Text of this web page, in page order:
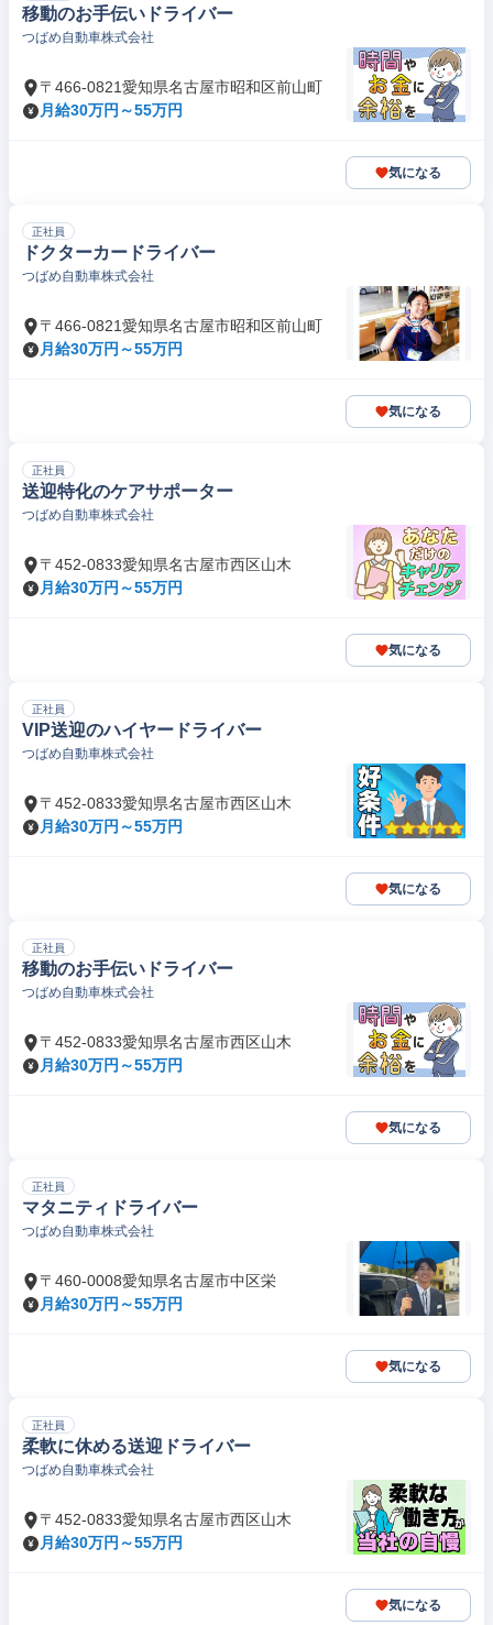
移動のお手伝いドライバー
つばめ自動車株式会社
〒466-0821愛知県名古屋市昭和区前山町
月給30万円～55万円
気になる
正社員
ドクターカードライバー
つばめ自動車株式会社
〒466-0821愛知県名古屋市昭和区前山町
月給30万円～55万円
気になる
正社員
送迎特化のケアサポーター
つばめ自動車株式会社
〒452-0833愛知県名古屋市西区山木
月給30万円～55万円
気になる
正社員
VIP送迎のハイヤードライバー
つばめ自動車株式会社
〒452-0833愛知県名古屋市西区山木
月給30万円～55万円
気になる
正社員
移動のお手伝いドライバー
つばめ自動車株式会社
〒452-0833愛知県名古屋市西区山木
月給30万円～55万円
気になる
正社員
マタニティドライバー
つばめ自動車株式会社
〒460-0008愛知県名古屋市中区栄
月給30万円～55万円
気になる
正社員
柔軟に休める送迎ドライバー
つばめ自動車株式会社
〒452-0833愛知県名古屋市西区山木
月給30万円～55万円
気になる